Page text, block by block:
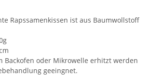
Rapssamenkissen ist aus Baumwollstoff
Backofen oder Mikrowelle erhitzt werden
geeingnet.